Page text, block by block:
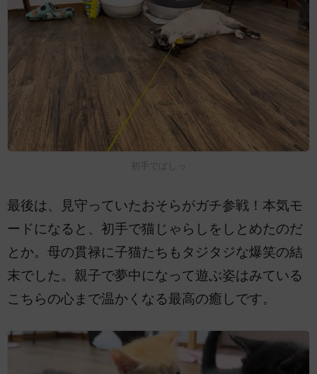
初手でぱしっ
最後は、見守っていたおそらがガチ参戦！本気モ
ードになると、初手で猫じゃらしをしとめたのだ
とか。母の貫禄に子猫たちもタジタジな爆笑の結
末でした。親子で夢中になって遊ぶ姿はみている
こちらの心まで温かくなる最高の癒しです。